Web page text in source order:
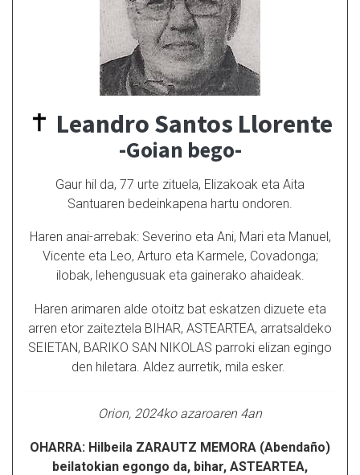
Leandro Santos Llorente
-Goian bego-
Gaur hil da, 77 urte zituela, Elizakoak eta Aita
Santuaren bedeinkapena hartu ondoren.
Haren anai-arrebak: Severino eta Ani, Mari eta Manuel,
Vicente eta Leo, Arturo eta Karmele, Covadonga;
ilobak, lehengusuak eta gainerako ahaideak.
Haren arimaren alde otoitz bat eskatzen dizuete eta
arren etor zaiteztela BIHAR, ASTEARTEA, arratsaldeko
SEIETAN, BARIKO SAN NIKOLAS parroki elizan egingo
den hiletara. Aldez aurretik, mila esker.
Orion, 2024ko azaroaren 4an
OHARRA: Hilbeila ZARAUTZ MEMORA (Abendaño)
beilatokian egongo da, bihar, ASTEARTEA,